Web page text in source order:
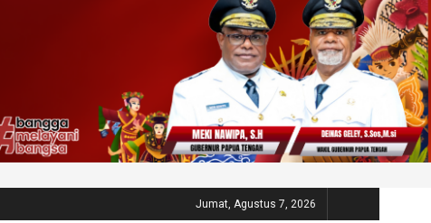
Jumat, Agustus 7, 2026